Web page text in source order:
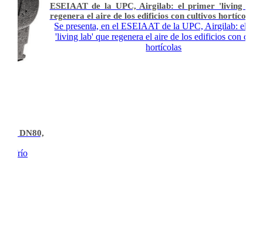
DN80,
frío
ESEIAAT de la UPC, Airgilab: el primer 'living lab'
regenera el aire de los edificios con cultivos hortícolas
Se presenta, en el ESEIAAT de la UPC, Airgilab: el
'living lab' que regenera el aire de los edificios con
hortícolas